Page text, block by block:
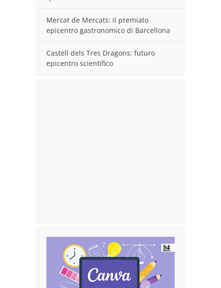
Mercat de Mercats: il premiato
epicentro gastronomico di Barcellona
Castell dels Tres Dragons: futuro
epicentro scientifico